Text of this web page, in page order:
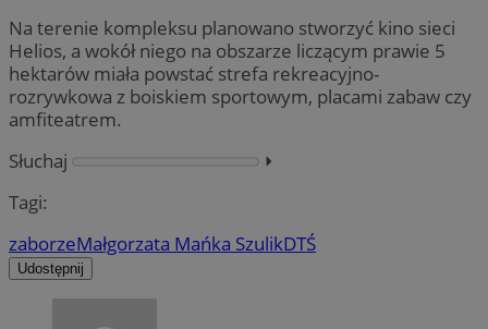
Na terenie kompleksu planowano stworzyć kino sieci
Helios, a wokół niego na obszarze liczącym prawie 5
hektarów miała powstać strefa rekreacyjno-
rozrywkowa z boiskiem sportowym, placami zabaw czy
amfiteatrem.
Słuchaj
⏵︎
Tagi:
zaborzeMałgorzata Mańka SzulikDTŚ
Udostępnij